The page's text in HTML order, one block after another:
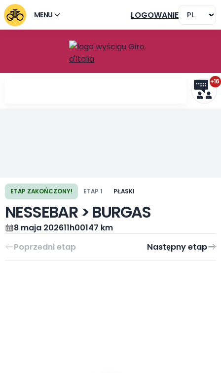
MENU LOGOWANIE
+16
ETAP ZAKOŃCZONY! ETAP 1 PŁASKI
NESSEBAR > BURGAS
8 maja 202611h00147 km
Poprzedni etap Następny etap